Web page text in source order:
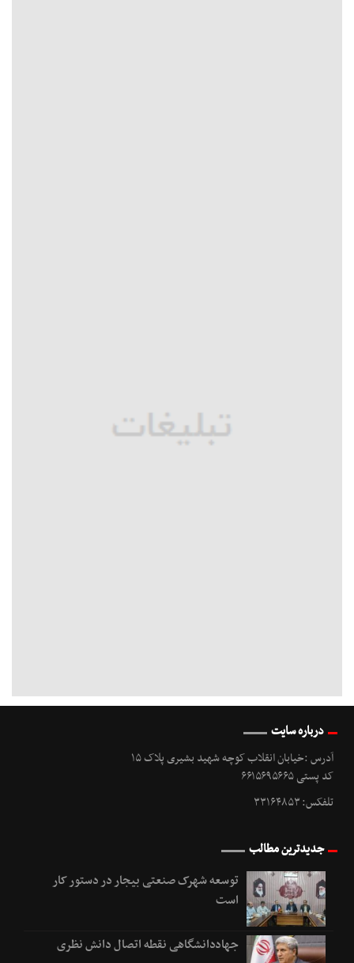
درباره سایت
آدرس :خیابان انقلاب کوچه شهید بشیری پلاک ۱۵
کد پستی ۶۶۱۵۶۹۵۶۶۵
تلفکس: ۳۳۱۶۴۸۵۳
جدیدترین مطالب
توسعه شهرک صنعتی بیجار در دستور کار
است
جهاددانشگاهی نقطه اتصال دانش نظری